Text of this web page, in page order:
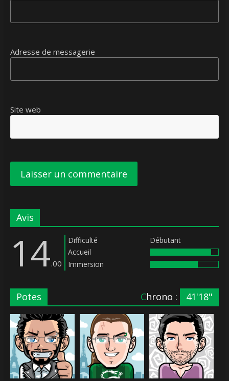
Adresse de messagerie
Site web
Avis
14.00
Difficulté
Débutant
Accueil
Immersion
Potes Chrono : 41'18''